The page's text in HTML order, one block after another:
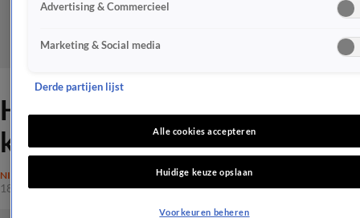
Hans Klok haalt alles uit de
kast
NIEUWS
18 juli 2023, 19:13
Advertising & Commercieel
Marketing & Social media
Derde partijen lijst
Alle cookies accepteren
Huidige keuze opslaan
Voorkeuren beheren